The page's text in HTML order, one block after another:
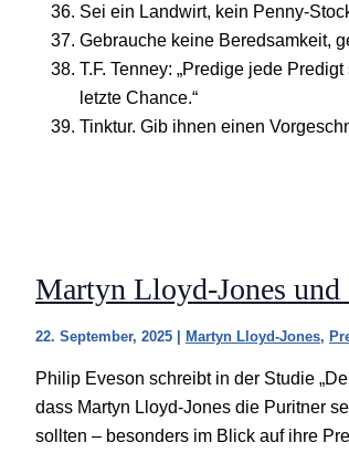
Sei ein Landwirt, kein Penny-
Gebrauche keine Beredsamkeit,
T.F. Tenney: „Predige jede
letzte Chance.“
Tinktur. Gib ihnen einen
Martyn Lloyd-Jones und
22. September, 2025 | Martyn Lloyd-Jones,
Philip Eveson schreibt in der Studie
dass Martyn Lloyd-Jones die Puritner
sollten – besonders im Blick auf ihre